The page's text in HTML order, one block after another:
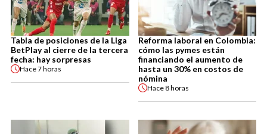
Tabla de posiciones de la Liga
BetPlay al cierre de la tercera
fecha: hay sorpresas
Hace7 horas
Reforma laboral en Colombia:
cómo las pymes están
financiando el aumento de
hasta un 30% en costos de
nómina
Hace8 horas